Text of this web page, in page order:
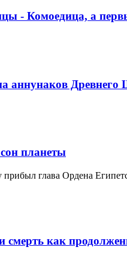
- Комоедица, а
аннунаков
планеты
глава Ордена
как